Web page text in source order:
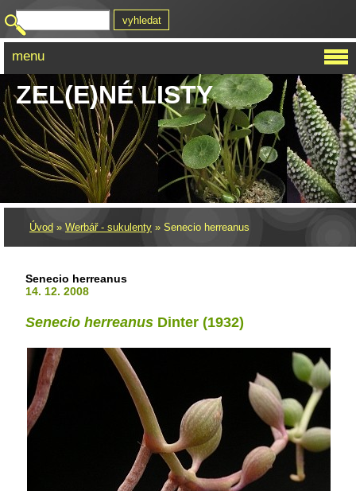
ZEL(E)NÉ LISTY
Úvod » Werbář - sukulenty » Senecio herreanus
Senecio herreanus
14. 12. 2008
Senecio herreanus Dinter (1932)
menu